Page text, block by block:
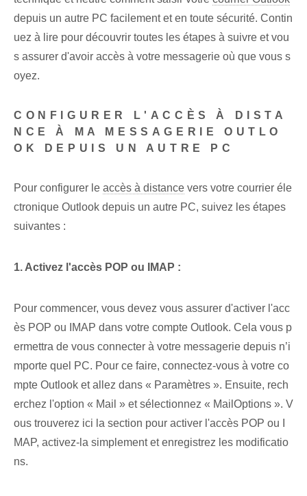
depuis un autre PC facilement et en toute sécurité. Contin
uez à lire pour découvrir toutes les étapes à suivre et vou
s assurer d'avoir accès à votre messagerie où que vous s
oyez.
CONFIGURER L'ACCÈS À DISTA
NCE À MA MESSAGERIE OUTLO
OK DEPUIS UN AUTRE PC
Pour configurer le accès à distance vers⁢ votre courrier éle
ctronique Outlook depuis⁣ un autre ⁣PC⁢, suivez ⁣les étapes
suivantes :
1. Activez l'accès POP ou IMAP :
Pour commencer, vous devez vous assurer d'activer l'acc
ès POP ou IMAP dans votre compte Outlook. Cela vous p
ermettra de vous connecter à votre messagerie depuis n’i
mporte quel PC. ⁣Pour ce faire, connectez-vous à votre⁤ co
mpte Outlook et⁢ allez dans « Paramètres ». Ensuite, rech
erchez l'option « Mail » et sélectionnez « Mail⁣Options ». V
ous trouverez ici la section pour activer l'accès POP ou I
MAP, activez-la simplement et enregistrez les modificatio
ns.